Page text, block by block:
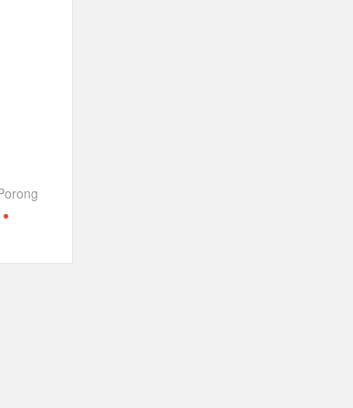
2026 Diwarnai Penampilan Tari Kreasi Berselendang
Pramuka yang Lebih Inovatif dan Progresif
Gelar Rapat Kerja